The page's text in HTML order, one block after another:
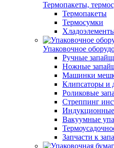
Термопакеты,
Термопакеты
Термосумки
Упаковочное
Ручные
Ножные
Машинки
Клипсаторы и
Роликовые
Стреппинг
Вакуумные
Запчасти к